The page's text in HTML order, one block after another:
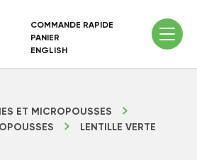
COMMANDE RAPIDE
PANIER
ENGLISH
ET MICROPOUSSES
LENTILLE VERTE